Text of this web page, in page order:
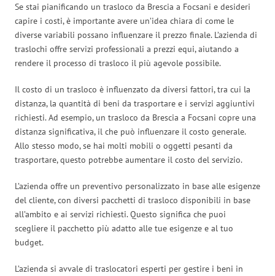
Se stai pianificando un trasloco da Brescia a Focsani e desideri
capire i costi, è importante avere un’idea chiara di come le
diverse variabili possano influenzare il prezzo finale. L’azienda di
traslochi offre servizi professionali a prezzi equi, aiutando a
rendere il processo di trasloco il più agevole possibile.
Il costo di un trasloco è influenzato da diversi fattori, tra cui la
distanza, la quantità di beni da trasportare e i servizi aggiuntivi
richiesti. Ad esempio, un trasloco da Brescia a Focsani copre una
distanza significativa, il che può influenzare il costo generale.
Allo stesso modo, se hai molti mobili o oggetti pesanti da
trasportare, questo potrebbe aumentare il costo del servizio.
L’azienda offre un preventivo personalizzato in base alle esigenze
del cliente, con diversi pacchetti di trasloco disponibili in base
all’ambito e ai servizi richiesti. Questo significa che puoi
scegliere il pacchetto più adatto alle tue esigenze e al tuo
budget.
L’azienda si avvale di traslocatori esperti per gestire i beni in